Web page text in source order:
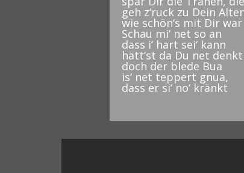
geh z‘ruck zu Dein
wie schön‘s mit Dir war
Schau mi‘ net so an
dass i‘ hart sei‘ kann
hätt‘st da Du net denkt
doch der blede Bua
is‘ net teppert gnua,
dass er si‘ no‘ kränkt